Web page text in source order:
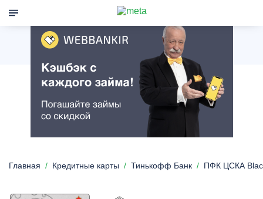
Главная Кредитные карты Тинькофф Банк ПФК ЦСКА